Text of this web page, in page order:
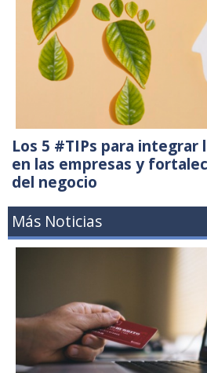
Los 5 #TIPs para integrar
en las empresas y
del negocio
Más Noticias